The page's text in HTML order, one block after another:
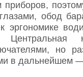
приборов,
обод
эргономике
Центральная
но
в дальнейшем —